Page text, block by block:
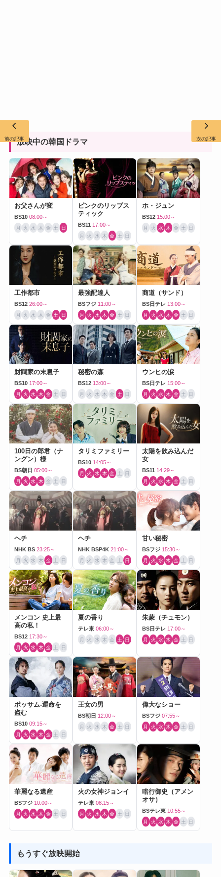
放映中の韓国ドラマ
お父さんが変
BS10 08:00～
月 火 水 木 金 土 日
ピンクのリップス
ティック
BS11 17:00～
月 火 水 木 金 土 日
ホ・ジュン
BS12 15:00～
月 火 水 木 金 土 日
工作都市
BS12 26:00～
月 火 水 木 金 土 日
最強配達人
BSフジ 11:00～
月 火 水 木 金 土 日
商道（サンド）
BS日テレ 13:00～
月 火 水 木 金 土 日
財閥家の末息子
BS10 17:00～
月 火 水 木 金 土 日
秘密の森
BS12 13:00～
月 火 水 木 金 土 日
ウンヒの涙
BS日テレ 15:00～
月 火 水 木 金 土 日
100日の郎君（ナ
ングン）様
BS朝日 05:00～
月 火 水 木 金 土 日
タリミファミリー
BS10 14:05～
月 火 水 木 金 土 日
太陽を飲み込んだ
女
BS11 14:29～
月 火 水 木 金 土 日
ヘチ
NHK BS 23:25～
月 火 水 木 金 土 日
ヘチ
NHK BSP4K 21:00～
月 火 水 木 金 土 日
甘い秘密
BSフジ 15:30～
月 火 水 木 金 土 日
メンコン 史上最
高の私！
BS12 17:30～
月 火 水 木 金 土 日
夏の香り
テレ東 06:00～
月 火 水 木 金 土 日
朱蒙（チュモン）
BS日テレ 17:00～
月 火 水 木 金 土 日
ポッサム-運命を
盗む
BS10 09:15～
月 火 水 木 金 土 日
王女の男
BS朝日 12:00～
月 火 水 木 金 土 日
偉大なショー
BSフジ 07:55～
月 火 水 木 金 土 日
華麗なる遺産
BSフジ 10:00～
月 火 水 木 金 土 日
火の女神ジョンイ
テレ東 08:15～
月 火 水 木 金 土 日
暗行御史（アメン
オサ）
BSテレ東 10:55～
月 火 水 木 金 土 日
もうすぐ放映開始
前の記事 次の記事